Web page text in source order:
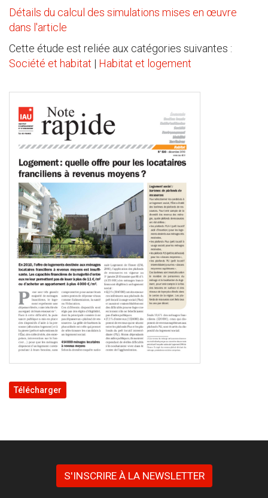
Détails du calcul des simulations mises en œuvre
dans l'article
Cette étude est reliée aux catégories suivantes :
Société et habitat | Habitat et logement
Télécharger
S'INSCRIRE À LA NEWSLETTER